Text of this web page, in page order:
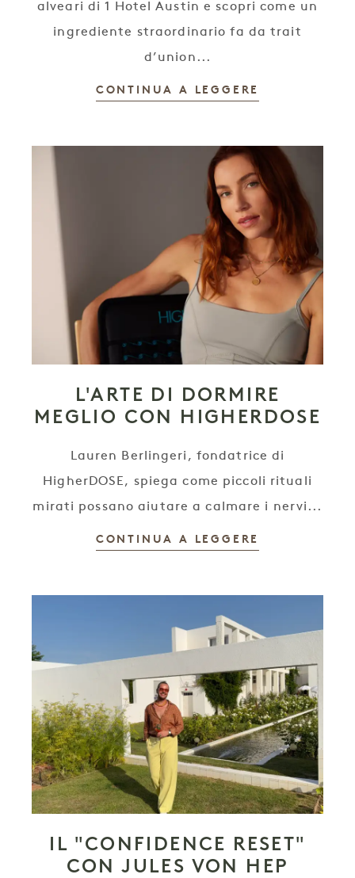
alveari di 1 Hotel Austin e scopri come un
ingrediente straordinario fa da trait
d’union...
CONTINUA A LEGGERE
L'ARTE DI DORMIRE
MEGLIO CON HIGHERDOSE
Lauren Berlingeri, fondatrice di
HigherDOSE, spiega come piccoli rituali
mirati possano aiutare a calmare i nervi...
CONTINUA A LEGGERE
IL "CONFIDENCE RESET"
CON JULES VON HEP